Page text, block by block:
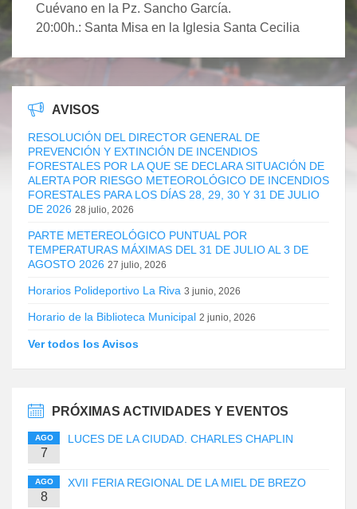
Cuévano en la Pz. Sancho García.
20:00h.: Santa Misa en la Iglesia Santa Cecilia
AVISOS
RESOLUCIÓN DEL DIRECTOR GENERAL DE
PREVENCIÓN Y EXTINCIÓN DE INCENDIOS
FORESTALES POR LA QUE SE DECLARA SITUACIÓN DE
ALERTA POR RIESGO METEOROLÓGICO DE INCENDIOS
FORESTALES PARA LOS DÍAS 28, 29, 30 Y 31 DE JULIO
DE 2026 28 julio, 2026
PARTE METEREOLÓGICO PUNTUAL POR
TEMPERATURAS MÁXIMAS DEL 31 DE JULIO AL 3 DE
AGOSTO 2026 27 julio, 2026
Horarios Polideportivo La Riva 3 junio, 2026
Horario de la Biblioteca Municipal 2 junio, 2026
Ver todos los Avisos
PRÓXIMAS ACTIVIDADES Y EVENTOS
AGO
7
LUCES DE LA CIUDAD. CHARLES CHAPLIN
AGO
8
XVII FERIA REGIONAL DE LA MIEL DE BREZO